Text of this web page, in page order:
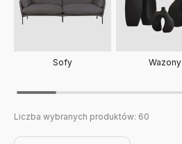
Sofy Wazony
Liczba wybranych produktów: 60